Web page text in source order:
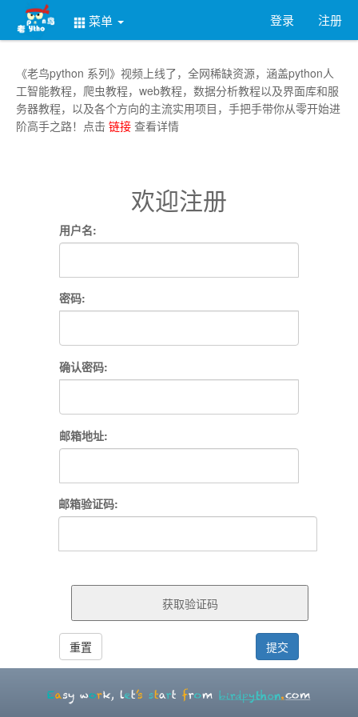
菜单 登录 注册
《老鸟python 系列》视频上线了，全网稀缺资源，涵盖python人
工智能教程，爬虫教程，web教程，数据分析教程以及界面库和服
务器教程，以及各个方向的主流实用项目，手把手带你从零开始进
阶高手之路！点击 链接 查看详情
欢迎注册
用户名:
密码:
确认密码:
邮箱地址:
邮箱验证码:
重置 提交